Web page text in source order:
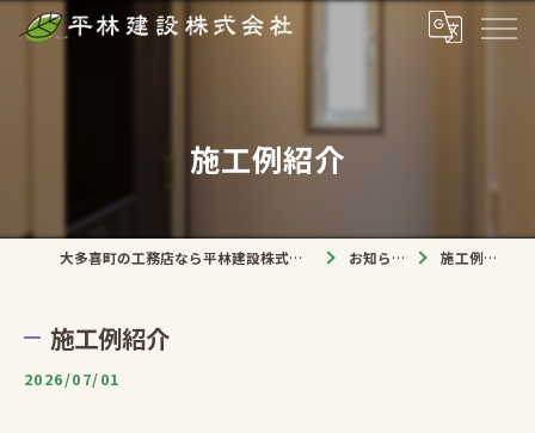
施工例紹介
大多喜町の工務店なら平林建設株式会社 お知らせ 施工例紹介
施工例紹介
2026/07/01